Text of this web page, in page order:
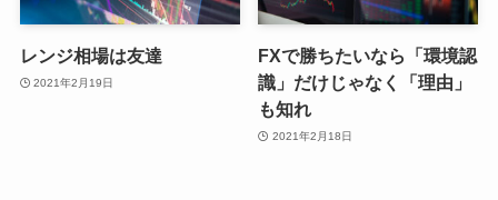
レンジ相場は友達
2021年2月19日
FXで勝ちたいなら「環境認
識」だけじゃなく「理由」
も知れ
2021年2月18日